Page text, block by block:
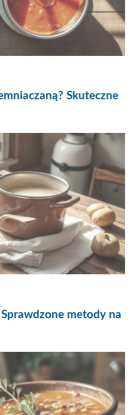
Skuteczne
metody na